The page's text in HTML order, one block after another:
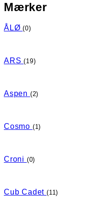
Mærker
ÅLØ(0)
ARS(19)
Aspen (2)
Cosmo (1)
Croni (0)
Cub Cadet (11)